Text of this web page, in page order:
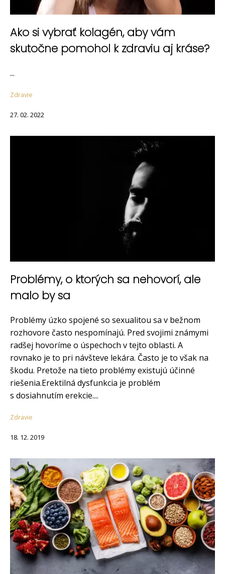
Ako si vybrať kolagén, aby vám
skutočne pomohol k zdraviu aj kráse?
...
Zdravie
27. 02. 2022
Problémy, o ktorých sa nehovorí, ale
malo by sa
Problémy úzko spojené so sexualitou sa v bežnom
rozhovore často nespomínajú. Pred svojimi známymi
radšej hovoríme o úspechoch v tejto oblasti. A
rovnako je to pri návšteve lekára. Často je to však na
škodu. Pretože na tieto problémy existujú účinné
riešenia.Erektilná dysfunkcia je problém
s dosiahnutím erekcie....
Zdravie
18. 12. 2019